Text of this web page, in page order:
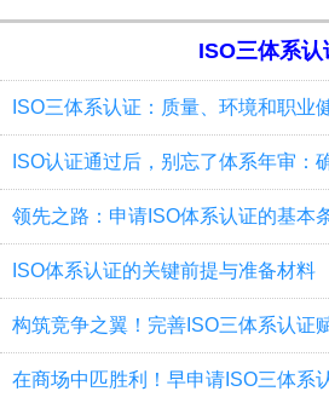
ISO三体系认
ISO三体系认证：质量、环境和职业
ISO认证通过后，别忘了体系年审：
领先之路：申请ISO体系认证的基本
ISO体系认证的关键前提与准备材料
构筑竞争之翼！完善ISO三体系认证
在商场中匹胜利！早申请ISO三体系